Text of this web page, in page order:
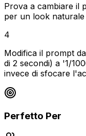
Prova a cambiare il
per un look naturale
4
Modifica il prompt
di 2 secondi) a '1/
invece di sfocare
Perfetto Per